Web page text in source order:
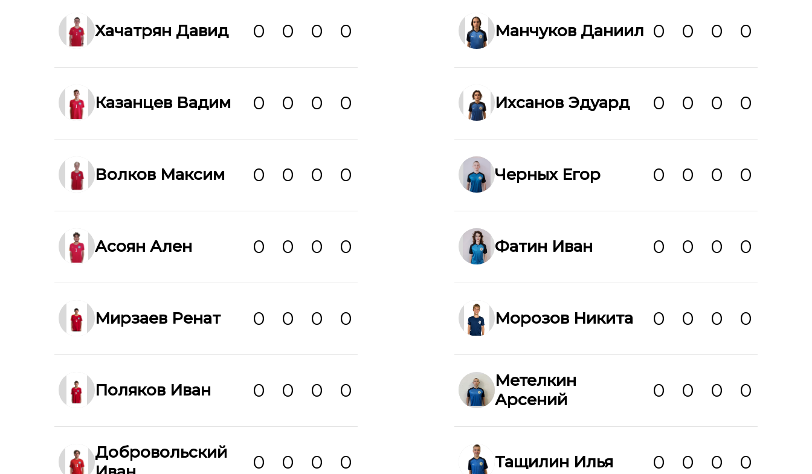
Хачатрян Давид 0 0 0 0
Казанцев Вадим 0 0 0 0
Волков Максим 0 0 0 0
Асоян Ален 0 0 0 0
Мирзаев Ренат 0 0 0 0
Поляков Иван 0 0 0 0
Добровольский
0 0 0 0
Манчуков Даниил 0 0 0 0
Ихсанов Эдуард 0 0 0 0
Черных Егор 0 0 0 0
Фатин Иван 0 0 0 0
Морозов Никита 0 0 0 0
Метелкин
Арсений
0 0 0 0
Тащилин Илья 0 0 0 0